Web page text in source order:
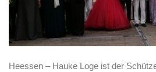
Heessen – Hauke Loge ist der